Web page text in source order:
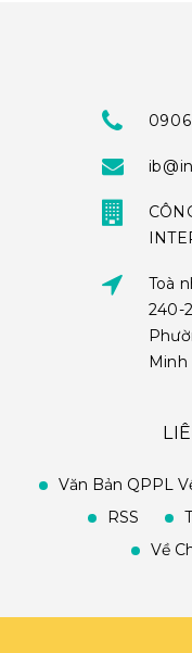
Toà
240-
Minh
Văn Bản QPPL
RSS
Về